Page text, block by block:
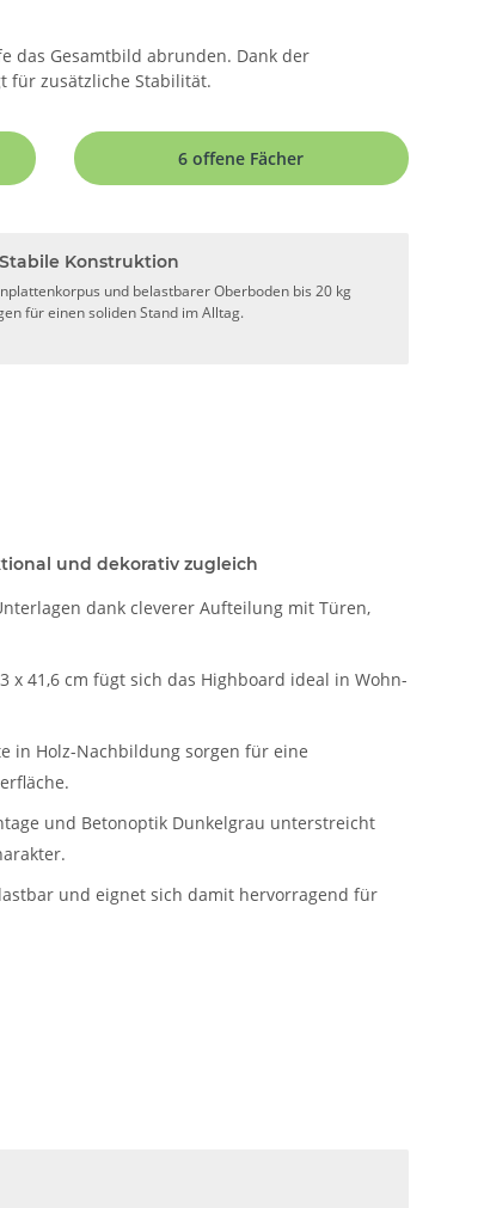
das Gesamtbild abrunden. Dank der
für zusätzliche Stabilität.
6 offene Fächer
Konstruktion
und belastbarer Oberboden bis 20 kg
für einen soliden Stand im Alltag.
und dekorativ zugleich
dank cleverer Aufteilung mit Türen,
x 41,6 cm fügt sich das Highboard ideal in Wohn-
in Holz-Nachbildung sorgen für eine
und Betonoptik Dunkelgrau unterstreicht
und eignet sich damit hervorragend für